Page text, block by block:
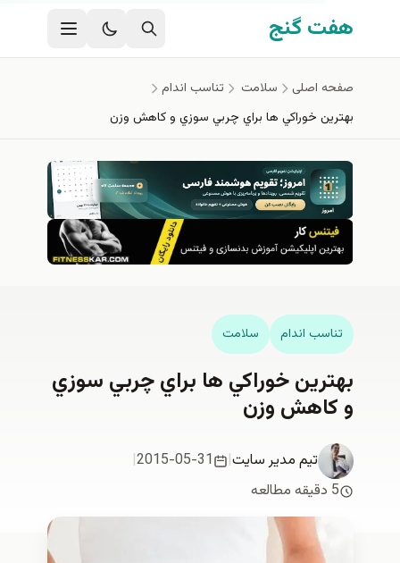
گنج
سلامت
تناسب اندام
خوراكي ها براي چربي سوزي و كاهش وزن
سلامت
خوراكي ها براي چربي سوزي
وزن
تیم مدیر سایت|
2015-05-31
|